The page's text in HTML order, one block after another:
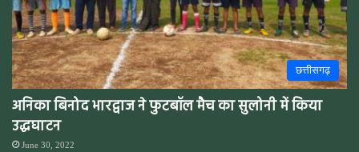
छत्तीसगढ़
अनिका बिनोद भारद्वाज ने फुटबॉल मैच का सुलोनी में किया
उद्धघाटन
June 30, 2022